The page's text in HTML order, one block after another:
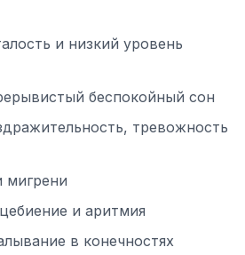
и низкий уровень
беспокойный сон
тревожность
мигрени
и аритмия
в конечностях